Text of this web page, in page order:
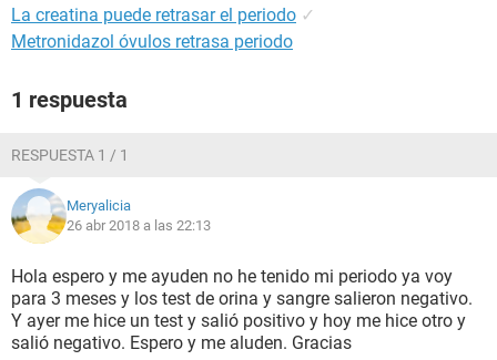
La creatina puede retrasar el periodo ✓
Metronidazol óvulos retrasa periodo
1 respuesta
RESPUESTA 1 / 1
Meryalicia
26 abr 2018 a las 22:13
Hola espero y me ayuden no he tenido mi periodo ya voy
para 3 meses y los test de orina y sangre salieron negativo.
Y ayer me hice un test y salió positivo y hoy me hice otro y
salió negativo. Espero y me aluden. Gracias